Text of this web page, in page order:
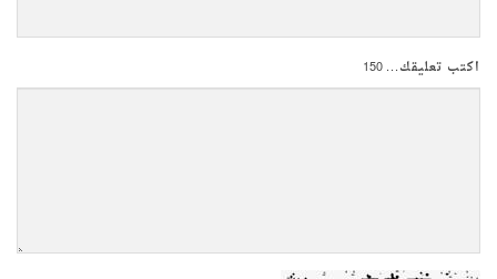
اكتب تعليقك...150